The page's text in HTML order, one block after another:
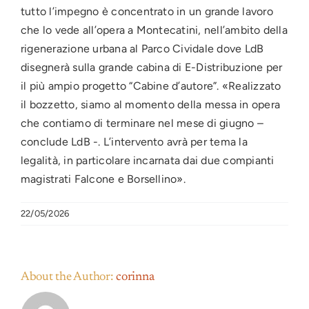
tutto l’impegno è concentrato in un grande lavoro
che lo vede all’opera a Montecatini, nell’ambito della
rigenerazione urbana al Parco Cividale dove LdB
disegnerà sulla grande cabina di E-Distribuzione per
il più ampio progetto “Cabine d’autore”. «Realizzato
il bozzetto, siamo al momento della messa in opera
che contiamo di terminare nel mese di giugno –
conclude LdB -. L’intervento avrà per tema la
legalità, in particolare incarnata dai due compianti
magistrati Falcone e Borsellino».
22/05/2026
About the Author:corinna